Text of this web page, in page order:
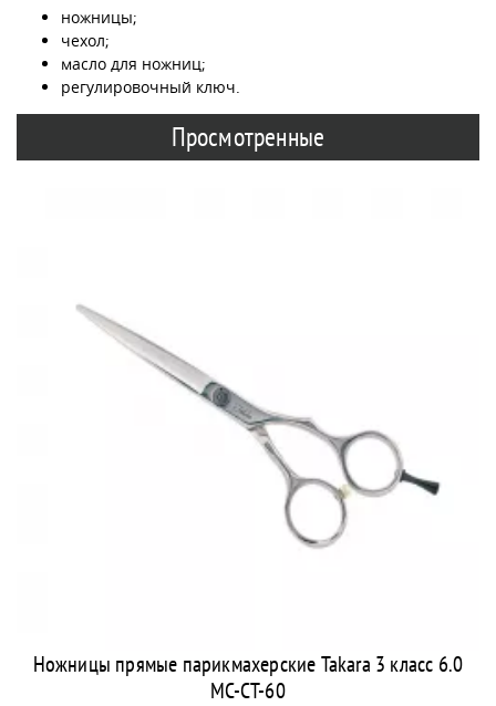
ножницы;
чехол;
масло для ножниц;
регулировочный ключ.
Просмотренные
Ножницы прямые парикмахерские Takara 3 класс 6.0
MC-CT-60